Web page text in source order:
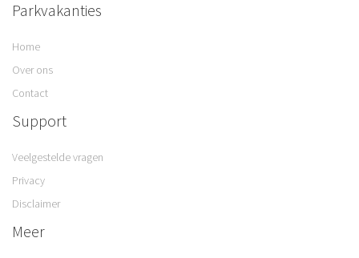
Parkvakanties
Home
Over ons
Contact
Support
Veelgestelde vragen
Privacy
Disclaimer
Meer